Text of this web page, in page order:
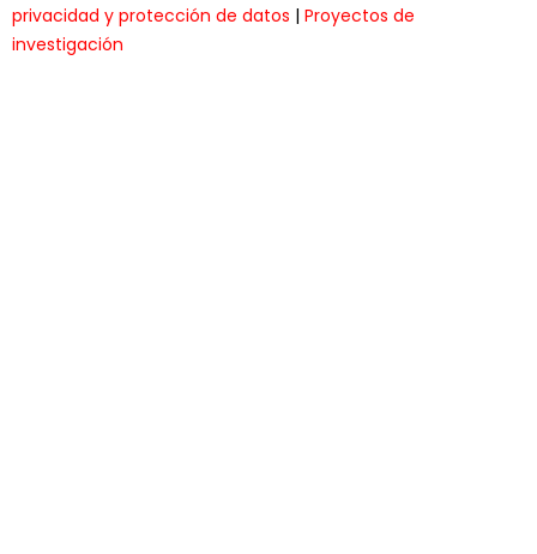
privacidad y protección de datos | Proyectos de
investigación